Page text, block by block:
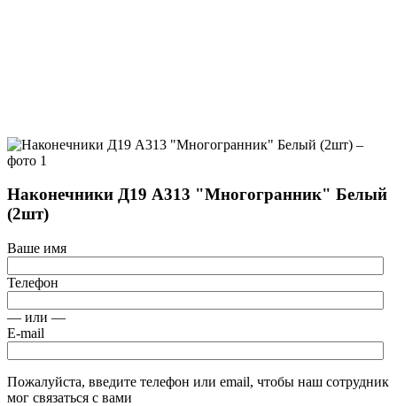
Наконечники Д19 А313 "Многогранник" Белый
(2шт)
Ваше имя
Телефон
— или —
E-mail
Пожалуйста, введите телефон или email, чтобы наш сотрудник
мог связаться с вами